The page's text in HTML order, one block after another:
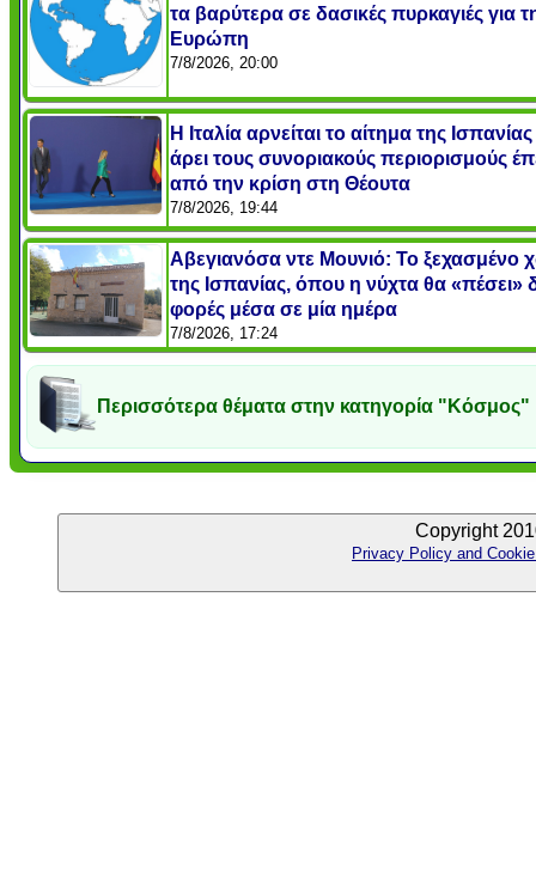
τα βαρύτερα σε δασικές πυρκαγιές για
Ευρώπη
7/8/2026, 20:00
Η Ιταλία αρνείται το αίτημα της
άρει τους συνοριακούς περιορισμούς
από την κρίση στη Θέουτα
7/8/2026, 19:44
Αβεγιανόσα ντε Μουνιό: Το ξεχασμένο
της Ισπανίας, όπου η νύχτα θα «πέσει»
φορές μέσα σε μία ημέρα
7/8/2026, 17:24
Περισσότερα θέματα στην κατηγορία "Κόσμος"
Copyright
Privacy Policy and